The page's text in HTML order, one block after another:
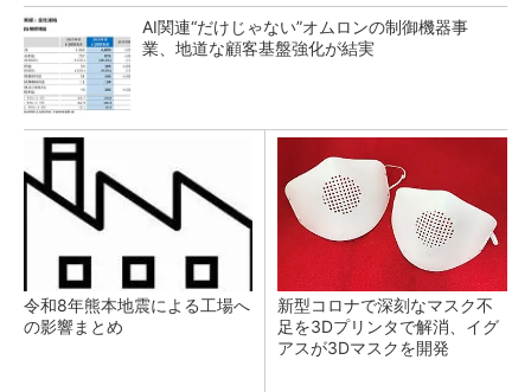
AI関連“だけじゃない”オムロンの制御機器事
業、地道な顧客基盤強化が結実
令和8年熊本地震による工場へ
の影響まとめ
新型コロナで深刻なマスク不
足を3Dプリンタで解消、イグ
アスが3Dマスクを開発